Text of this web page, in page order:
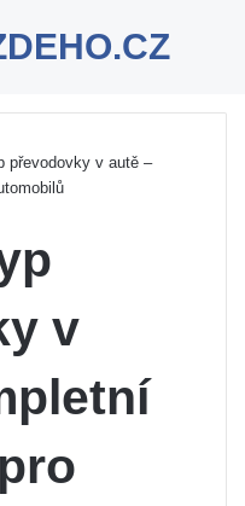
převodovky v autě –
v